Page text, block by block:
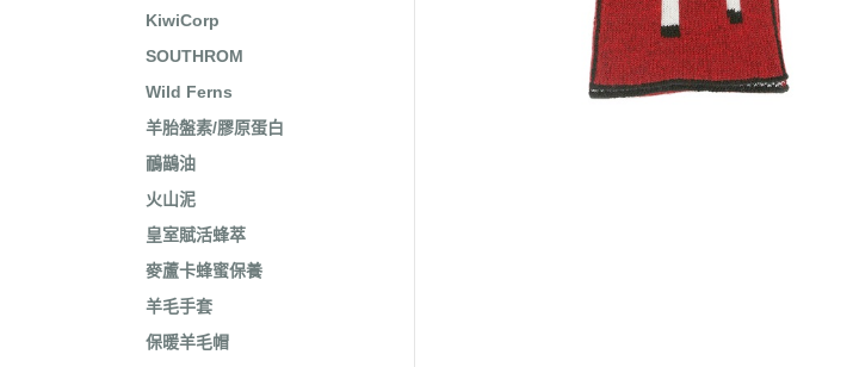
KiwiCorp
SOUTHROM
Wild Ferns
羊胎盤素/膠原蛋白
鴯鶓油
火山泥
皇室賦活蜂萃
麥蘆卡蜂蜜保養
羊毛手套
保暖羊毛帽